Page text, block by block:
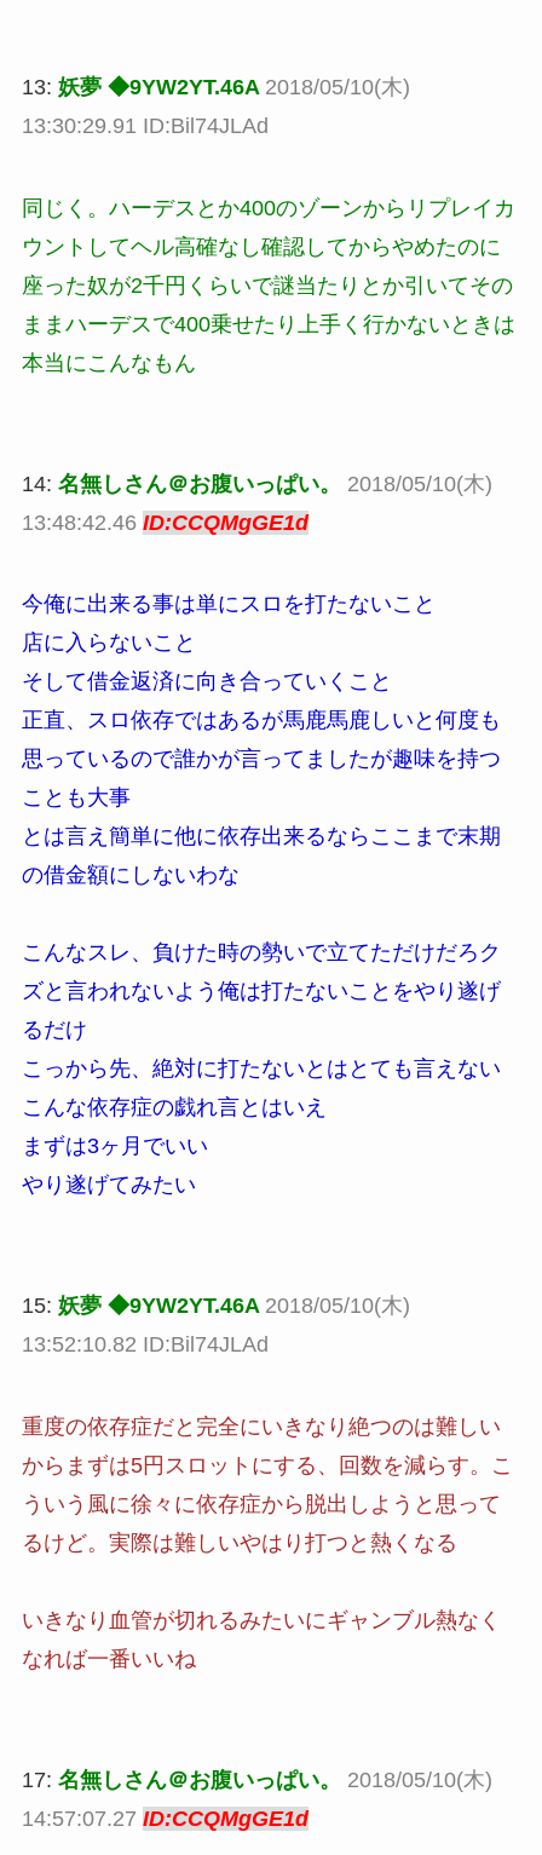
13: 妖夢 ◆9YW2YT.46A 2018/05/10(木)
13:30:29.91 ID:Bil74JLAd
同じく。ハーデスとか400のゾーンからリプレイカ
ウントしてヘル高確なし確認してからやめたのに
座った奴が2千円くらいで謎当たりとか引いてその
ままハーデスで400乗せたり上手く行かないときは
本当にこんなもん
14: 名無しさん＠お腹いっぱい。
2018/05/10(木)
13:48:42.46 ID:CCQMgGE1d
今俺に出来る事は単にスロを打たないこと
店に入らないこと
そして借金返済に向き合っていくこと
正直、スロ依存ではあるが馬鹿馬鹿しいと何度も
思っているので誰かが言ってましたが趣味を持つ
ことも大事
とは言え簡単に他に依存出来るならここまで末期
の借金額にしないわな
こんなスレ、負けた時の勢いで立てただけだろク
ズと言われないよう俺は打たないことをやり遂げ
るだけ
こっから先、絶対に打たないとはとても言えない
こんな依存症の戯れ言とはいえ
まずは3ヶ月でいい
やり遂げてみたい
15: 妖夢 ◆9YW2YT.46A 2018/05/10(木)
13:52:10.82 ID:Bil74JLAd
重度の依存症だと完全にいきなり絶つのは難しい
からまずは5円スロットにする、回数を減らす。こ
ういう風に徐々に依存症から脱出しようと思って
るけど。実際は難しいやはり打つと熱くなる
いきなり血管が切れるみたいにギャンブル熱なく
なれば一番いいね
17: 名無しさん＠お腹いっぱい。
2018/05/10(木)
14:57:07.27 ID:CCQMgGE1d